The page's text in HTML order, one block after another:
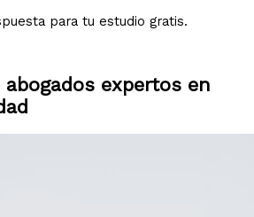
para tu estudio gratis.
expertos en